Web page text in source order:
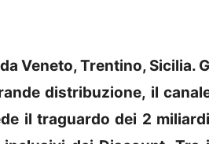
Veneto, Trentino, Sicilia.
distribuzione, il
il traguardo dei 2